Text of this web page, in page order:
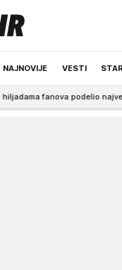
NAJNOVIJE VESTI
REGION
najveći bol (VIDEO)